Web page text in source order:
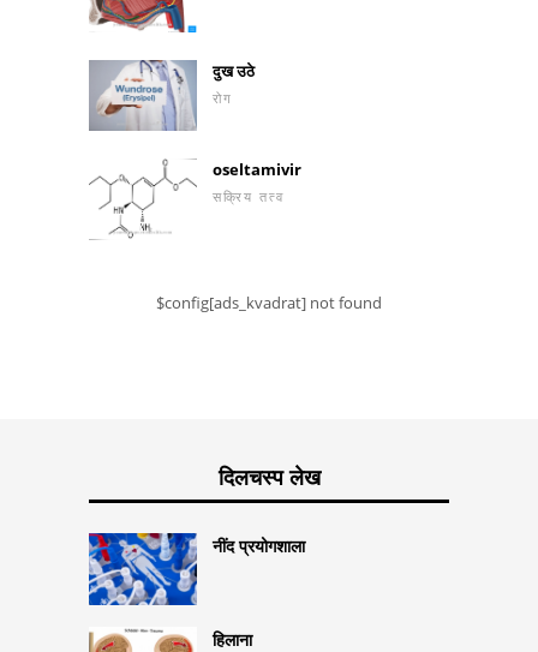
दुख उठे
रोग
oseltamivir
सक्रिय तत्व
$config[ads_kvadrat] not found
दिलचस्प लेख
नींद प्रयोगशाला
हिलाना